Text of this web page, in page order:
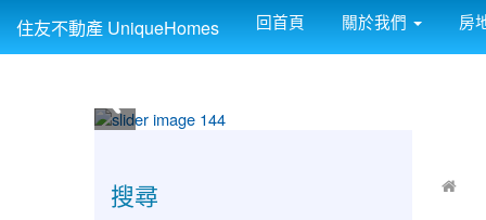
住友不動產 UniqueHomes 回首頁 關於我們 房
搜尋